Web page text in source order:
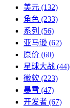
美元 (132)
角色 (233)
系列 (56)
亚马逊 (62)
原价 (60)
星球大战 (44)
微软 (223)
暴雪 (47)
开发者 (67)